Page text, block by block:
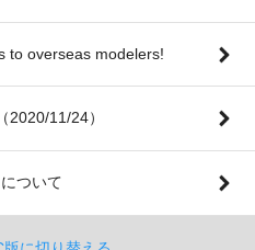
to overseas modelers!
2020/11/24）
ついて